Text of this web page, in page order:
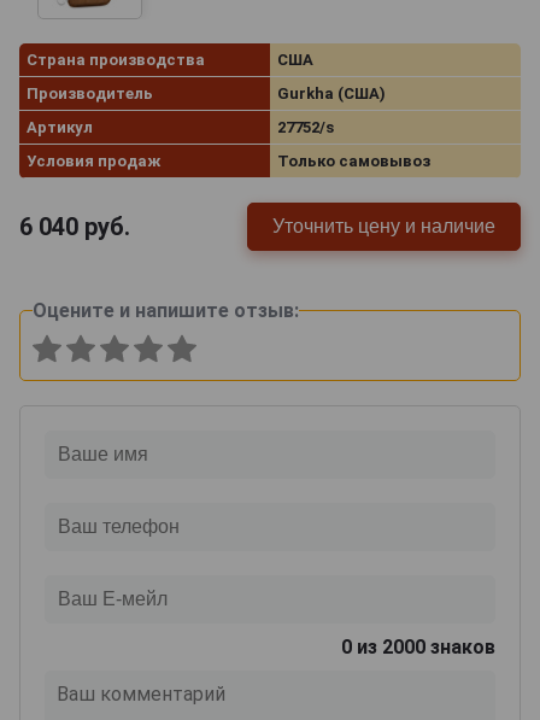
Страна производства
США
Производитель
Gurkha (США)
Артикул
27752/s
Условия продаж
Только самовывоз
6 040 руб. Уточнить цену и наличие
Оцените и напишите отзыв:
0 из 2000 знаков